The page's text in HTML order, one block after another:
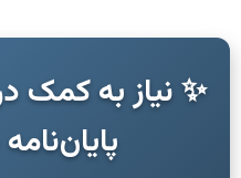
✨ نیاز به کمک